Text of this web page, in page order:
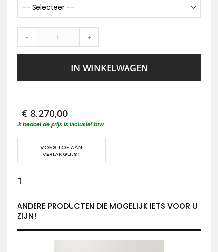
- +
IN WINKELWAGEN
€ 8.270,00
ik bedoel de prijs is inclusief btw
VOEG TOE AAN
VERLANGLIJST
ANDERE PRODUCTEN DIE MOGELIJK IETS VOOR U
ZIJN!